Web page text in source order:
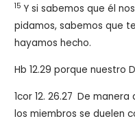
15Y si sabemos que él
pidamos, sabemos que
hayamos hecho.
Hb 12.29 porque nuestro
1cor 12. 26.27 De manera
los miembros se duelen